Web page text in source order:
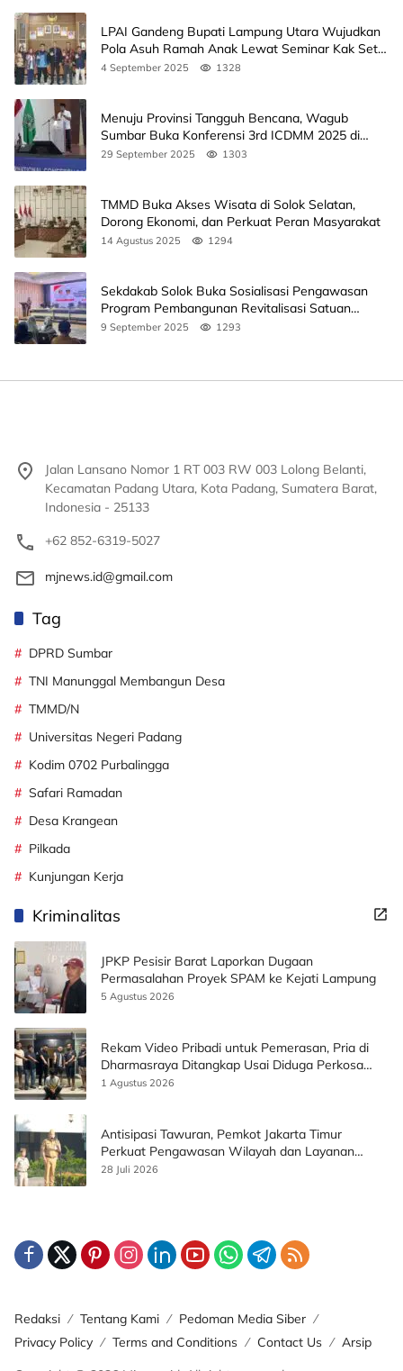
LPAI Gandeng Bupati Lampung Utara Wujudkan
Pola Asuh Ramah Anak Lewat Seminar Kak Seto,
Ini Jadwalnya
4 September 2025 1328
Menuju Provinsi Tangguh Bencana, Wagub
Sumbar Buka Konferensi 3rd ICDMM 2025 di
Unand
29 September 2025 1303
TMMD Buka Akses Wisata di Solok Selatan,
Dorong Ekonomi, dan Perkuat Peran Masyarakat
14 Agustus 2025 1294
Sekdakab Solok Buka Sosialisasi Pengawasan
Program Pembangunan Revitalisasi Satuan
Pendidikan
9 September 2025 1293
Jalan Lansano Nomor 1 RT 003 RW 003 Lolong Belanti,
Kecamatan Padang Utara, Kota Padang, Sumatera Barat,
Indonesia - 25133
+62 852-6319-5027
mjnews.id@gmail.com
Tag
DPRD Sumbar
TNI Manunggal Membangun Desa
TMMD/N
Universitas Negeri Padang
Kodim 0702 Purbalingga
Safari Ramadan
Desa Krangean
Pilkada
Kunjungan Kerja
Kriminalitas
JPKP Pesisir Barat Laporkan Dugaan
Permasalahan Proyek SPAM ke Kejati Lampung
5 Agustus 2026
Rekam Video Pribadi untuk Pemerasan, Pria di
Dharmasraya Ditangkap Usai Diduga Perkosa
Korban
1 Agustus 2026
Antisipasi Tawuran, Pemkot Jakarta Timur
Perkuat Pengawasan Wilayah dan Layanan
Publik
28 Juli 2026
Redaksi Tentang Kami
Pedoman Media Siber
Privacy Policy
Terms and Conditions Contact Us
Arsip